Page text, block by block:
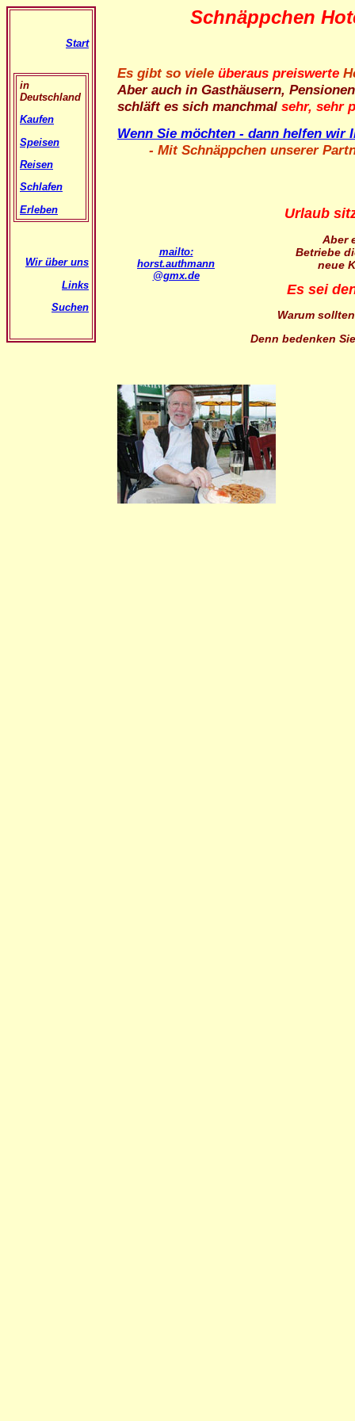
Start
in
Deutschland
Kaufen
Speisen
Reisen
Schlafen
Erleben
Wir über uns
Links
Suchen
Schnäppchen
Es gibt so viele überaus preiswerte
Aber auch in Gasthäusern,
schläft es sich manchmal sehr, sehr
Wenn Sie möchten - dann helfen wir
- Mit Schnäppchen unserer
mailto:
horst.authmann
@gmx.de
Urlaub
Aber
Betriebe
neue
Es sei
Warum
Denn bedenken